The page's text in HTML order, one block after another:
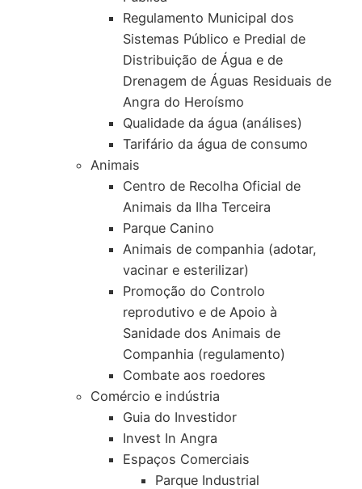
Regulamento Municipal dos
Sistemas Público e Predial de
Distribuição de Água e de
Drenagem de Águas Residuais de
Angra do Heroísmo
Qualidade da água (análises)
Tarifário da água de consumo
Animais
Centro de Recolha Oficial de
Animais da Ilha Terceira
Parque Canino
Animais de companhia (adotar,
vacinar e esterilizar)
Promoção do Controlo
reprodutivo e de Apoio à
Sanidade dos Animais de
Companhia (regulamento)
Combate aos roedores
Comércio e indústria
Guia do Investidor
Invest In Angra
Espaços Comerciais
Parque Industrial